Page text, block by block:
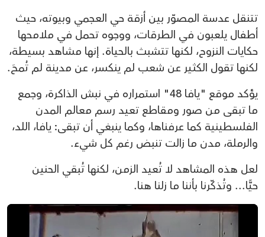
تتنقل عدسة المصوّر بين أزقة حي العجمي وبيوته، حيث
أطفال يلعبون في الطرقات، ووجوه تحمل في ملامحها
حكايات النزوح، لكنها تتشبث بالحياة. إنها مشاهد بسيطة،
لكنها تقول الكثير عن شعب لم ينكسر، عن مدينة لم تُمحَ.
يؤكد موقع "يافا 48" استمراره في نبش الذاكرة، وجمع
ما تبقى من صور ومقاطع تعيد رسم معالم المدن
الفلسطينية كما عرفناها، وكما ينبغي أن تبقى: يافا، اللد،
والرملة، مدن ما زالت تنبض رغم كل شيء.
لعل هذه المشاهد لا تُعيد الزمن، لكنها تُبقي الحنين
حيًّا... وتُذكّرنا بأننا ما زلنا هنا.